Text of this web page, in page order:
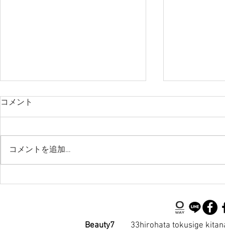
ホットペッ
コメント
コメントを追加…
Beauty7 33hirohata tokusige